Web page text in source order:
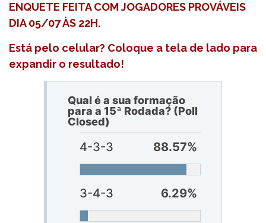
ENQUETE FEITA COM JOGADORES PROVÁVEIS
DIA 05/07 ÀS 22H.
Está pelo celular? Coloque a tela de lado para
expandir o resultado!
Qual é a sua formação
para a 15ª Rodada? (Poll
Closed)
4-3-3 88.57%
3-4-3 6.29%